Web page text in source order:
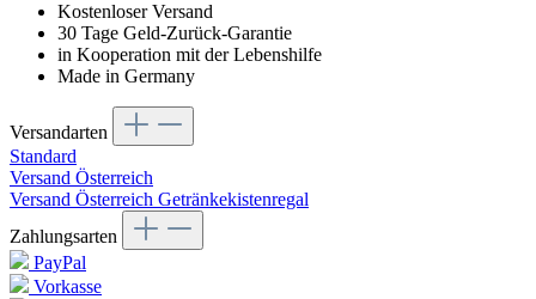
Kostenloser Versand
30 Tage Geld-Zurück-Garantie
in Kooperation mit der Lebenshilfe
Made in Germany
Versandarten
Standard
Versand Österreich
Versand Österreich Getränkekistenregal
Zahlungsarten
PayPal
Vorkasse